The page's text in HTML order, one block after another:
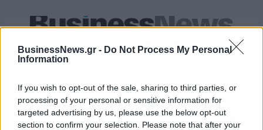
BusinessNews.gr - Do Not Process My Personal
Information
If you wish to opt-out of the sale, sharing to third parties, or
processing of your personal or sensitive information for
targeted advertising by us, please use the below opt-out
section to confirm your selection. Please note that after your
IAB Hellas: Νέα Διοικούσα Επιτροπή και νέο Διοικητικό Συμβούλιο -
Πρόεδρος ο Γαληνός Γιαγλής
Η Toyota φέρνει νέα γενιά
μπαταριών για τα υβριδικά της
Σε κινεζική… πολιορκία η
ευρωπαϊκή
αυτοκινητοβιομηχανία